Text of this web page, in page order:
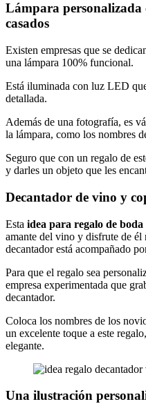
Lámpara personalizada
casados
Existen empresas que se
una lámpara 100% funcional.
Está iluminada con luz LED
detallada.
Además de una fotografía, es
la lámpara, como los nombres
Seguro que con un regalo de
y darles un objeto que les
Decantador de vino y
Esta idea para regalo de boda
amante del vino y disfrute de
decantador está acompañado
Para que el regalo sea
empresa experimentada que
decantador.
Coloca los nombres de los
un excelente toque a este
elegante.
Una ilustración